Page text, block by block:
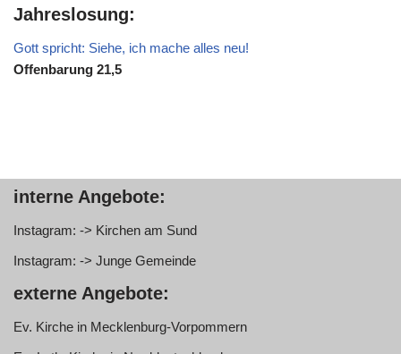
Jahreslosung:
Gott spricht: Siehe, ich mache alles neu!
Offenbarung 21,5
interne Angebote:
Instagram: -> Kirchen am Sund
Instagram: -> Junge Gemeinde
externe Angebote:
Ev. Kirche in Mecklenburg-Vorpommern